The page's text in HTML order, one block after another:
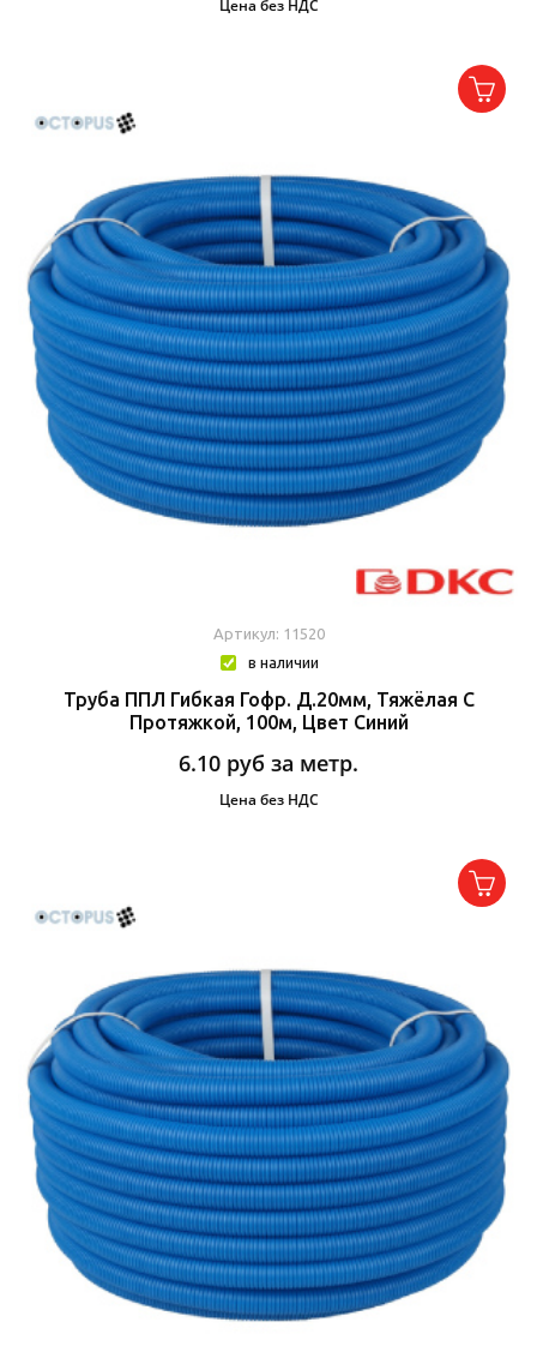
Цена без НДС
Артикул: 11520
в наличии
Труба ППЛ Гибкая Гофр. Д.20мм, Тяжёлая С
Протяжкой, 100м, Цвет Синий
6.10 руб за метр.
Цена без НДС